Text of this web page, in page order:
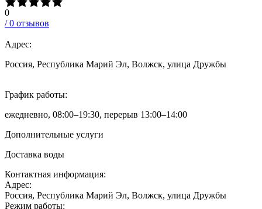
0
/0 отзывов
Адрес:
Россия, Республика Марий Эл, Волжск, улица Дружбы
График работы:
ежедневно, 08:00–19:30, перерыв 13:00–14:00
Дополнительные услуги
Доставка воды
Контактная информация:
Адрес:
Россия, Республика Марий Эл, Волжск, улица Дружбы
Режим работы: